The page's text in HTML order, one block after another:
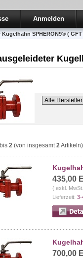
Anmelden
SPHERON9® ( GFT
bis 2 (von insgesamt2Artikeln)
435,00
( exkl.
Lieferzeit: 3-
700,00